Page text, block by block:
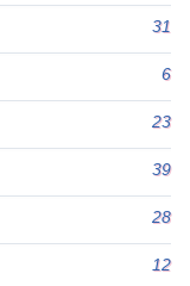
31
6
23
39
28
12